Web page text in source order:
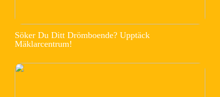
Söker Du Ditt Drömboende? Upptäck
Mäklarcentrum!